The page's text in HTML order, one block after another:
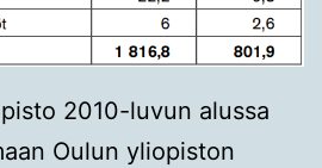
2010-luvun alussa
Oulun yliopiston